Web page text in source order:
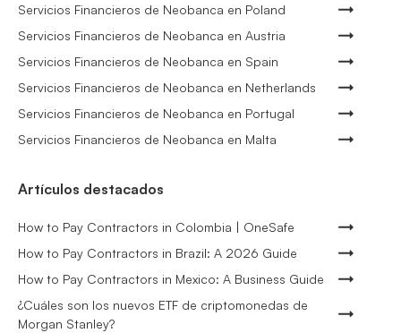
Servicios Financieros de Neobanca en Poland
Servicios Financieros de Neobanca en Austria
Servicios Financieros de Neobanca en Spain
Servicios Financieros de Neobanca en Netherlands
Servicios Financieros de Neobanca en Portugal
Servicios Financieros de Neobanca en Malta
Artículos destacados
How to Pay Contractors in Colombia | OneSafe
How to Pay Contractors in Brazil: A 2026 Guide
How to Pay Contractors in Mexico: A Business Guide
¿Cuáles son los nuevos ETF de criptomonedas de
Morgan Stanley?